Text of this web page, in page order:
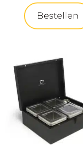
Bestellen